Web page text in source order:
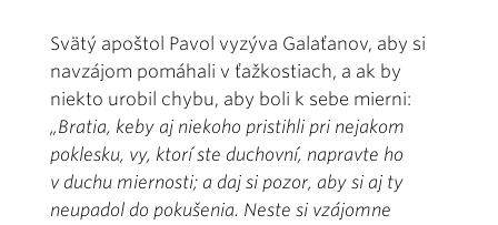
Svätý apoštol Pavol vyzýva Galaťanov, aby si
navzájom pomáhali v ťažkostiach, a ak by
niekto urobil chybu, aby boli k sebe mierni:
„Bratia, keby aj niekoho pristihli pri nejakom
poklesku, vy, ktorí ste duchovní, napravte ho
v duchu miernosti; a daj si pozor, aby si aj ty
neupadol do pokušenia. Neste si vzájomne